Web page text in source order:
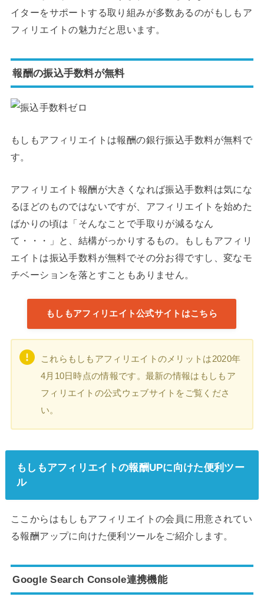
イターをサポートする取り組みが多数あるのがもしもア
フィリエイトの魅力だと思います。
報酬の振込手数料が無料
もしもアフィリエイトは報酬の銀行振込手数料が無料で
す。
アフィリエイト報酬が大きくなれば振込手数料は気にな
るほどのものではないですが、アフィリエイトを始めた
ばかりの頃は「そんなことで手取りが減るなん
て・・・」と、結構がっかりするもの。もしもアフィリ
エイトは振込手数料が無料でその分お得ですし、変なモ
チベーションを落とすこともありません。
もしもアフィリエイト公式サイトはこちら
これらもしもアフィリエイトのメリットは2020年
4月10日時点の情報です。最新の情報はもしもア
フィリエイトの公式ウェブサイトをご覧くださ
い。
もしもアフィリエイトの報酬UPに向けた便利ツー
ル
ここからはもしもアフィリエイトの会員に用意されてい
る報酬アップに向けた便利ツールをご紹介します。
Google Search Console連携機能